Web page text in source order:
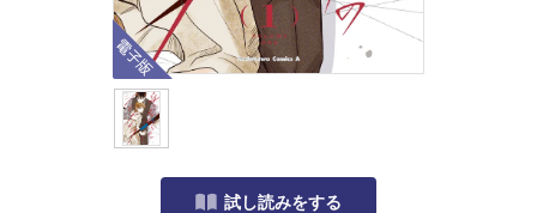
電子版
試し読みをする